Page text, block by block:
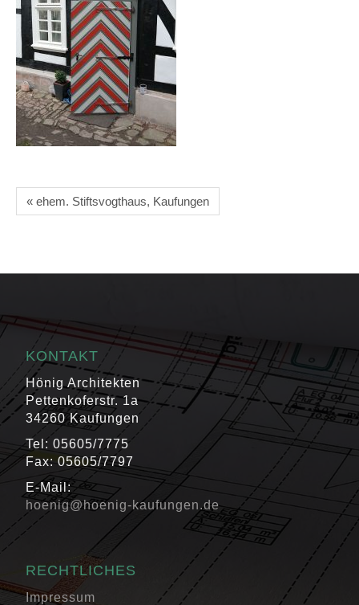
« ehem. Stiftsvogthaus, Kaufungen
KONTAKT
Hönig Architekten
Pettenkoferstr. 1a
34260 Kaufungen
Tel: 05605/7775
Fax: 05605/7797
E-Mail:
hoenig@hoenig-kaufungen.de
RECHTLICHES
Impressum